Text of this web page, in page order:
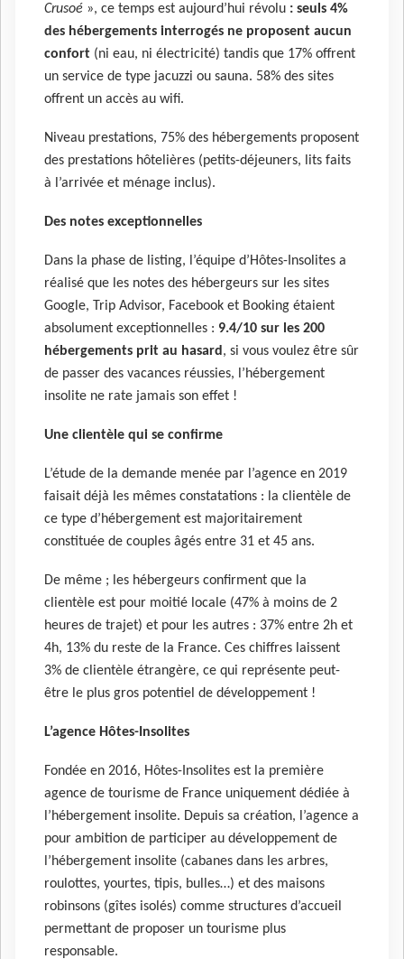
Crusoé », ce temps est aujourd’hui révolu : seuls 4%
des hébergements interrogés ne proposent aucun
confort (ni eau, ni électricité) tandis que 17% offrent
un service de type jacuzzi ou sauna. 58% des sites
offrent un accès au wifi.
Niveau prestations, 75% des hébergements proposent
des prestations hôtelières (petits-déjeuners, lits faits
à l’arrivée et ménage inclus).
Des notes exceptionnelles
Dans la phase de listing, l’équipe d’Hôtes-Insolites a
réalisé que les notes des hébergeurs sur les sites
Google, Trip Advisor, Facebook et Booking étaient
absolument exceptionnelles : 9.4/10 sur les 200
hébergements prit au hasard , si vous voulez être sûr
de passer des vacances réussies, l’hébergement
insolite ne rate jamais son effet !
Une clientèle qui se confirme
L’étude de la demande menée par l’agence en 2019
faisait déjà les mêmes constatations : la clientèle de
ce type d’hébergement est majoritairement
constituée de couples âgés entre 31 et 45 ans.
De même ; les hébergeurs confirment que la
clientèle est pour moitié locale (47% à moins de 2
heures de trajet) et pour les autres : 37% entre 2h et
4h, 13% du reste de la France. Ces chiffres laissent
3% de clientèle étrangère, ce qui représente peut-
être le plus gros potentiel de développement !
L’agence Hôtes-Insolites
Fondée en 2016, Hôtes-Insolites est la première
agence de tourisme de France uniquement dédiée à
l’hébergement insolite. Depuis sa création, l’agence a
pour ambition de participer au développement de
l’hébergement insolite (cabanes dans les arbres,
roulottes, yourtes, tipis, bulles…) et des maisons
robinsons (gîtes isolés) comme structures d’accueil
permettant de proposer un tourisme plus
responsable.